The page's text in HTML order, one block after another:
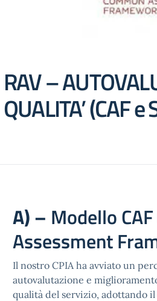
RAV –
QUALITA’ (CAF e
A) – Modello
Assessment
Il nostro CPIA ha avviato un
autovalutazione e
qualità del servizio, adottando il